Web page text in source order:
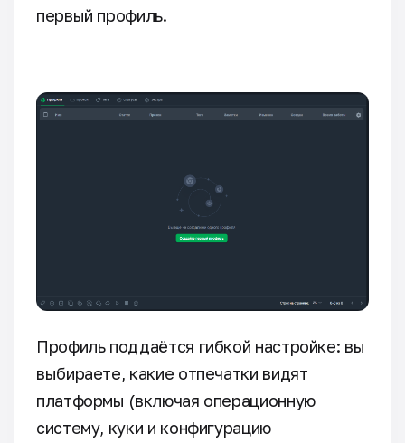
первый профиль.
Профиль поддаётся гибкой настройке: вы
выбираете, какие отпечатки видят
платформы (включая операционную
систему, куки и конфигурацию